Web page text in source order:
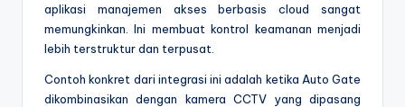
aplikasi manajemen akses berbasis cloud sangat
memungkinkan. Ini membuat kontrol keamanan menjadi
lebih terstruktur dan terpusat.
Contoh konkret dari integrasi ini adalah ketika Auto Gate
dikombinasikan dengan kamera CCTV yang dipasang